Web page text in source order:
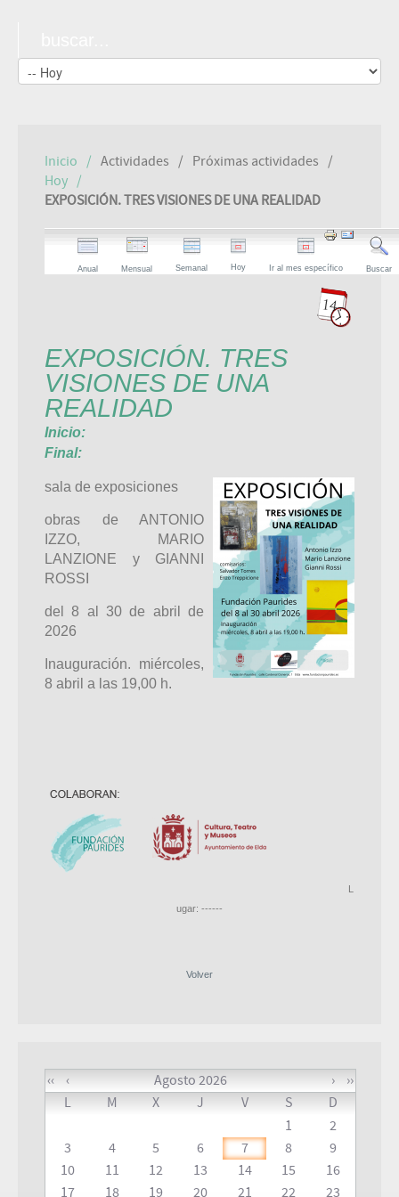
Inicio Actividades
Próximas actividades
Hoy
EXPOSICIÓN. TRES VISIONES DE UNA REALIDAD
Anual Mensual Semanal Hoy Ir al mes específico Buscar
EXPOSICIÓN. TRES
VISIONES DE UNA
REALIDAD
Inicio:
Final:
sala de exposiciones
obras de ANTONIO
IZZO, MARIO
LANZIONE y GIANNI
ROSSI
del 8 al 30 de abril de
2026
Inauguración. miércoles,
8 abril a las 19,00 h.
L
ugar: ------
Volver
‹‹ ‹ Agosto 2026 ››
›
L
M X J V S
D
1
2
3
4 5 6 7 8
9
10
11 12 13 14 15
16
17
18 19 20 21 22 23